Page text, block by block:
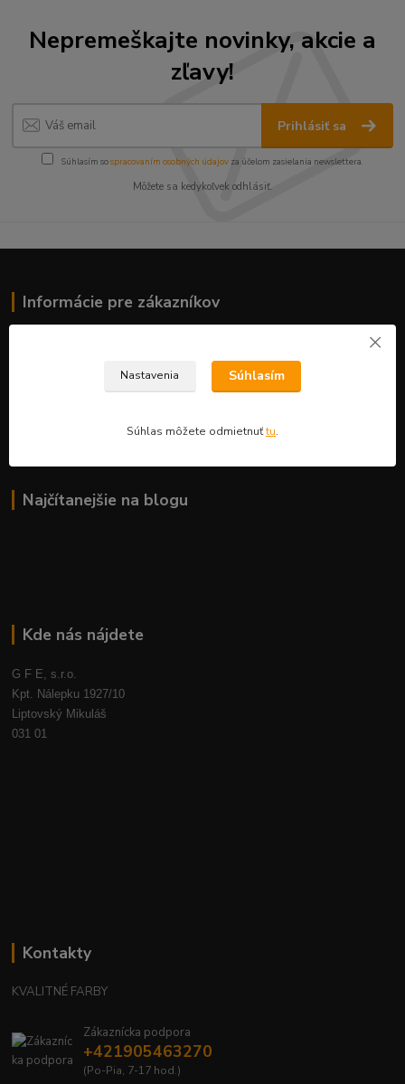
Nepremeškajte novinky, akcie a
zľavy!
Prihlásiť sa
Súhlasím sospracovaním osobných údajov za účelom zasielania newslettera.
Môžete sa kedykoľvek odhlásiť.
Informácie pre zákazníkov
Obchodné podmienky
Fotogaléria
Najčítanejšie na blogu
Kde nás nájdete
G F E, s.r.o.
Kpt. Nálepku 1927/10
Liptovský Mikuláš
031 01
Kontakty
KVALITNÉ FARBY
Zákaznícka podpora
+421905463270
(Po-Pia, 7-17 hod.)
Nastavenia Súhlasím
Súhlas môžete odmietnuťtu.